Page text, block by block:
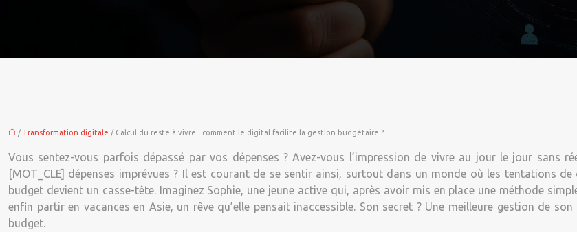
/Transformation digitale / Calcul du reste à vivre : comment le digital facilite la gestion budgétaire ?
Vous sentez-vous parfois dépassé par vos dépenses ? Avez-vous l’impression de vivre au jour le jour sans
[MOT_CLE] dépenses imprévues ? Il est courant de se sentir ainsi, surtout dans un monde où les tentations
budget devient un casse-tête. Imaginez Sophie, une jeune active qui, après avoir mis en place une méthode
enfin partir en vacances en Asie, un rêve qu’elle pensait inaccessible. Son secret ? Une meilleure gestion de
budget.